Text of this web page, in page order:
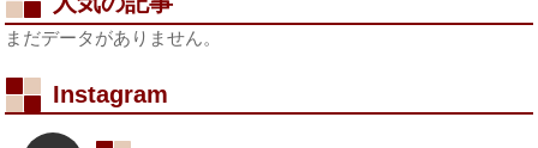
まだデータがありません。
Instagram